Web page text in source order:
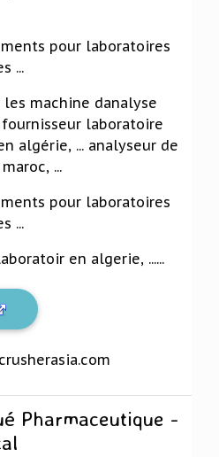
pour laboratoires
...
les machine danalyse
fournisseur laboratoire
algérie, ... analyseur de
...
pour laboratoires
...
en algerie, ......
Pharmaceutique -